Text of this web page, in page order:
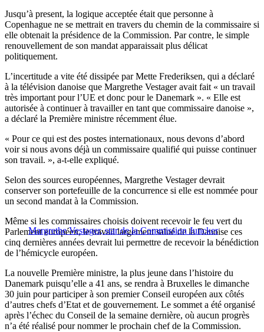
Jusqu’à present, la logique acceptée était que personne à
Copenhague ne se mettrait en travers du chemin de la commissaire si
elle obtenait la présidence de la Commission. Par contre, le simple
renouvellement de son mandat apparaissait plus délicat
politiquement.
L’incertitude a vite été dissipée par Mette Frederiksen, qui a déclaré
à la télévision danoise que Margrethe Vestager avait fait « un travail
très important pour l’UE et donc pour le Danemark ». « Elle est
autorisée à continuer à travailler en tant que commissaire danoise »,
a déclaré la Première ministre récemment élue.
« Pour ce qui est des postes internationaux, nous devons d’abord
voir si nous avons déjà un commissaire qualifié qui puisse continuer
son travail. », a-t-elle expliqué.
Selon des sources européennes, Margrethe Vestager devrait
conserver son portefeuille de la concurrence si elle est nommée pour
un second mandat à la Commission.
Margrethe Vestager, star de la Commission Juncker
Même si les commissaires choisis doivent recevoir le feu vert du
Parlement européen, le travail largement salué de la Danoise ces
cinq dernières années devrait lui permettre de recevoir la bénédiction
de l’hémicycle européen.
La nouvelle Première ministre, la plus jeune dans l’histoire du
Danemark puisqu’elle a 41 ans, se rendra à Bruxelles le dimanche
30 juin pour participer à son premier Conseil européen aux côtés
d’autres chefs d’Etat et de gouvernement. Le sommet a été organisé
après l’échec du Conseil de la semaine dernière, où aucun progrès
n’a été réalisé pour nommer le prochain chef de la Commission.